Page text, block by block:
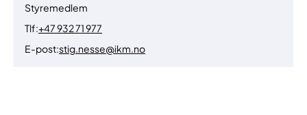
Styremedlem
Tlf:+47 932 71 977
E-post:stig.nesse@ikm.no